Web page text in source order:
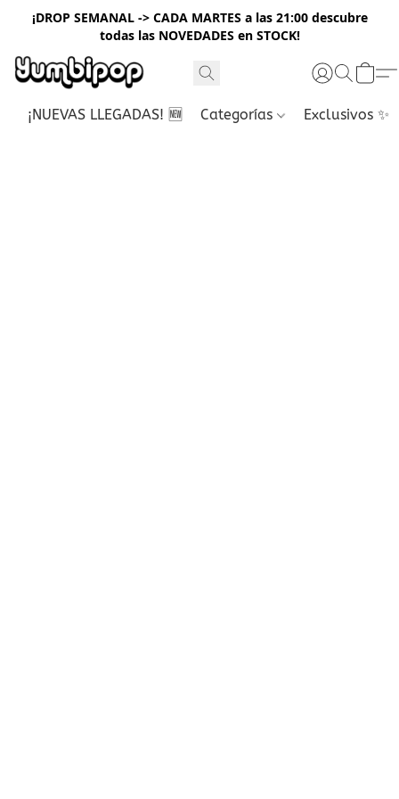
¡DROP SEMANAL -> CADA MARTES a las 21:00 descubre
todas las NOVEDADES en STOCK!
¡NUEVAS LLEGADAS! 🆕 Categorías Exclusivos ✨